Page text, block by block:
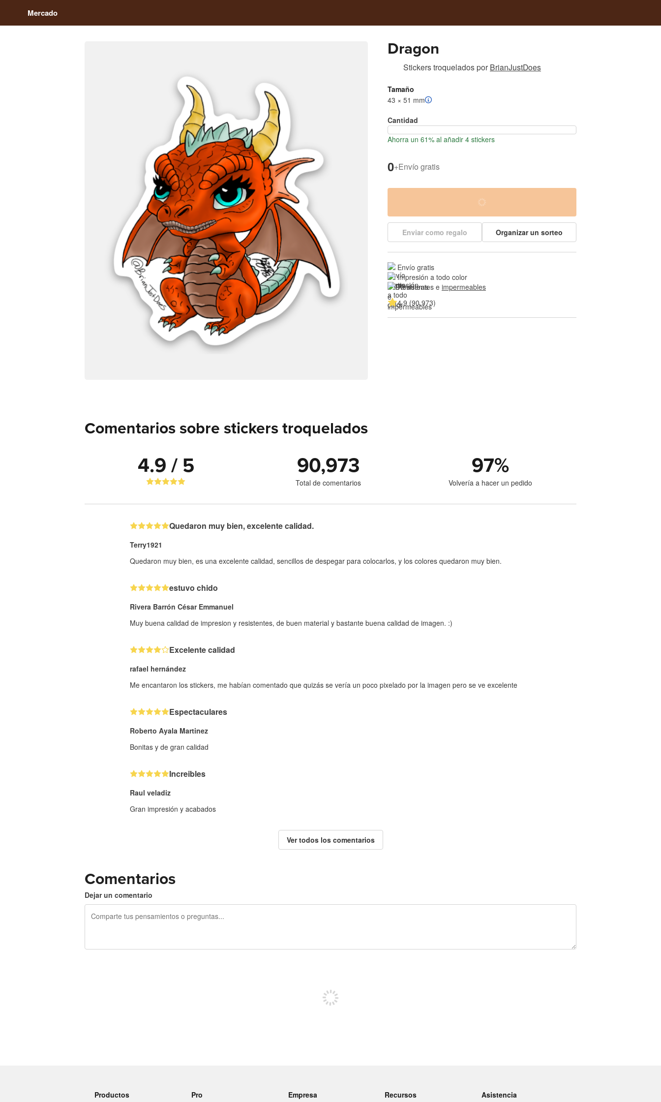
Mercado
Dragon
Stickers troqueladospor BrianJustDoes
Tamaño
43 × 51 mm
Cantidad
Ahorra un 61% al añadir 4 stickers
0+Envío gratis
Enviar como regalo Organizar un sorteo
Envío gratis
Impresión a todo color
Resistentes e impermeables
4.9 (90,973)
Comentarios sobre stickers troquelados
4.9 / 5 90,973
Total de comentarios
97%
Volvería a hacer un pedido
Quedaron muy bien, excelente calidad.
Terry1921
Quedaron muy bien, es una excelente calidad, sencillos de despegar para colocarlos, y los colores quedaron muy bien.
estuvo chido
Rivera Barrón César Emmanuel
Muy buena calidad de impresion y resistentes, de buen material y bastante buena calidad de imagen. :)
Excelente calidad
rafael hernández
Me encantaron los stickers, me habían comentado que quizás se vería un poco pixelado por la imagen pero se ve excelente
Espectaculares
Roberto Ayala Martinez
Bonitas y de gran calidad
Increibles
Raul veladiz
Gran impresión y acabados
Ver todos los comentarios
Comentarios
Dejar un comentario
Productos Pro Empresa Recursos Asistencia